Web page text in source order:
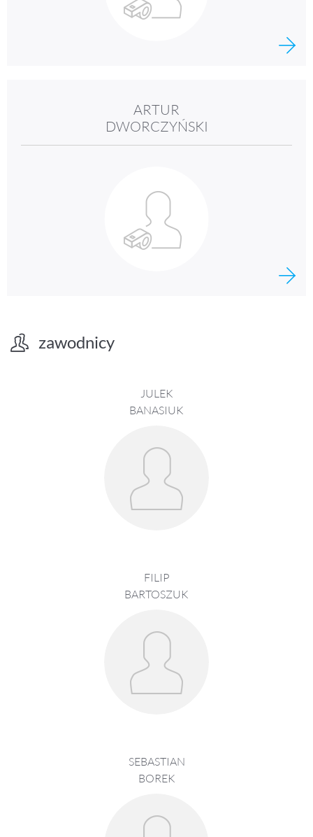
ARTUR
DWORCZYŃSKI
zawodnicy
JULEK
BANASIUK
FILIP
BARTOSZUK
SEBASTIAN
BOREK